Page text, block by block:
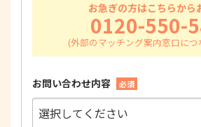
お急ぎの方はこちらから
0120-550-
お問い合わせ内容 必須